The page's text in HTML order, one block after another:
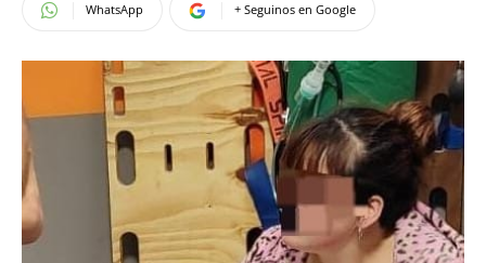
WhatsApp + Seguinos en Google